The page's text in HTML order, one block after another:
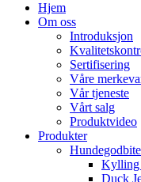
Hjem
Om oss
Introduksjon
Sertifisering
Våre
Vår tjeneste
Vårt salg
Produktvideo
Produkter
Kylling
Duck